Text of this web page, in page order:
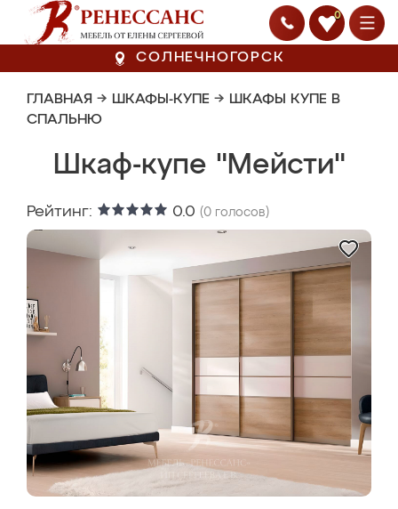
0
СОЛНЕЧНОГОРСК
ГЛАВНАЯ → ШКАФЫ-КУПЕ → ШКАФЫ КУПЕ В
СПАЛЬНЮ
Шкаф-купе "Мейсти"
Рейтинг: 0.0 (0 голосов)